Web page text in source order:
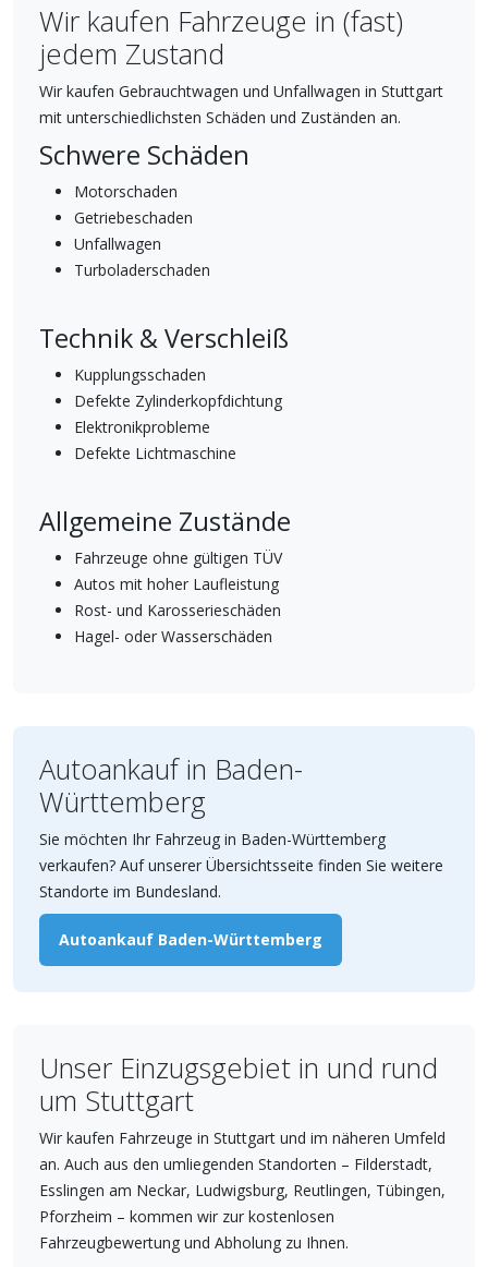
Wir kaufen Fahrzeuge in (fast)
jedem Zustand
Wir kaufen Gebrauchtwagen und Unfallwagen in Stuttgart
mit unterschiedlichsten Schäden und Zuständen an.
Schwere Schäden
Motorschaden
Getriebeschaden
Unfallwagen
Turboladerschaden
Technik & Verschleiß
Kupplungsschaden
Defekte Zylinderkopfdichtung
Elektronikprobleme
Defekte Lichtmaschine
Allgemeine Zustände
Fahrzeuge ohne gültigen TÜV
Autos mit hoher Laufleistung
Rost- und Karosserieschäden
Hagel- oder Wasserschäden
Autoankauf in Baden-
Württemberg
Sie möchten Ihr Fahrzeug in Baden-Württemberg
verkaufen? Auf unserer Übersichtsseite finden Sie weitere
Standorte im Bundesland.
Autoankauf Baden-Württemberg
Unser Einzugsgebiet in und rund
um Stuttgart
Wir kaufen Fahrzeuge in Stuttgart und im näheren Umfeld
an. Auch aus den umliegenden Standorten – Filderstadt,
Esslingen am Neckar, Ludwigsburg, Reutlingen, Tübingen,
Pforzheim – kommen wir zur kostenlosen
Fahrzeugbewertung und Abholung zu Ihnen.